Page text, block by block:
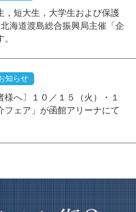
，短大生，大学生および保護
海道渡島総合振興局主催「企
知らせ
様へ〕１０／１５（火）・１
フェア」が函館アリーナにて